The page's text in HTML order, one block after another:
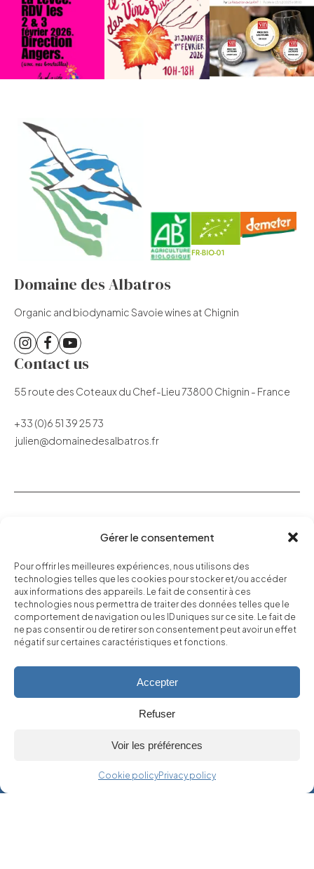
Gérer le consentement
Pour offrir les meilleures expériences, nous utilisons des
technologies telles que les cookies pour stocker et/ou accéder
aux informations des appareils. Le fait de consentir à ces
technologies nous permettra de traiter des données telles que le
comportement de navigation ou les ID uniques sur ce site. Le fait de
ne pas consentir ou de retirer son consentement peut avoir un effet
négatif sur certaines caractéristiques et fonctions.
Accepter
Refuser
Voir les préférences
Cookie policyPrivacy policy
CONTACT US
Domaine des Albatros
Organic and biodynamic Savoie wines at Chignin
Contact us
55 route des Coteaux du Chef-Lieu 73800 Chignin - France
+33 (0)6 51 39 25 73
julien@domainedesalbatros.fr
Our Commitments
Find us
Boutique
*Les Gouttes de Dieu, de Tadashi Agi et Shū Okimoto, Éditions
Terms of use
Privacy policy
Cookie policy